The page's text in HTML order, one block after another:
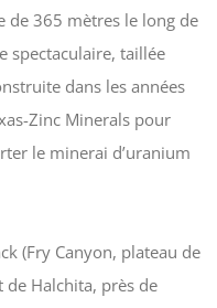
de 365 mètres le long de
spectaculaire, taillée
dans les années
Zinc Minerals pour
le minerai d’uranium
(Fry Canyon, plateau de
de Halchita, près de